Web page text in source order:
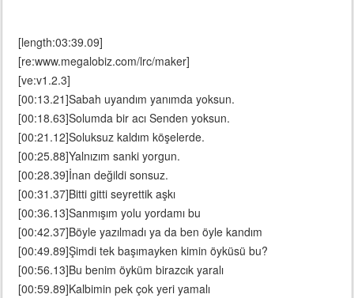
[length:03:39.09]
[re:www.megalobiz.com/lrc/maker]
[ve:v1.2.3]
[00:13.21]Sabah uyandım yanımda yoksun.
[00:18.63]Solumda bir acı Senden yoksun.
[00:21.12]Soluksuz kaldım köşelerde.
[00:25.88]Yalnızım sanki yorgun.
[00:28.39]İnan değildi sonsuz.
[00:31.37]Bitti gitti seyrettik aşkı
[00:36.13]Sanmışım yolu yordamı bu
[00:42.37]Böyle yazılmadı ya da ben öyle kandım
[00:49.89]Şimdi tek başımayken kimin öyküsü bu?
[00:56.13]Bu benim öyküm birazcık yaralı
[00:59.89]Kalbimin pek çok yeri yamalı